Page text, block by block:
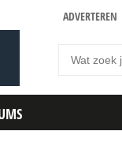
ADVERTEREN